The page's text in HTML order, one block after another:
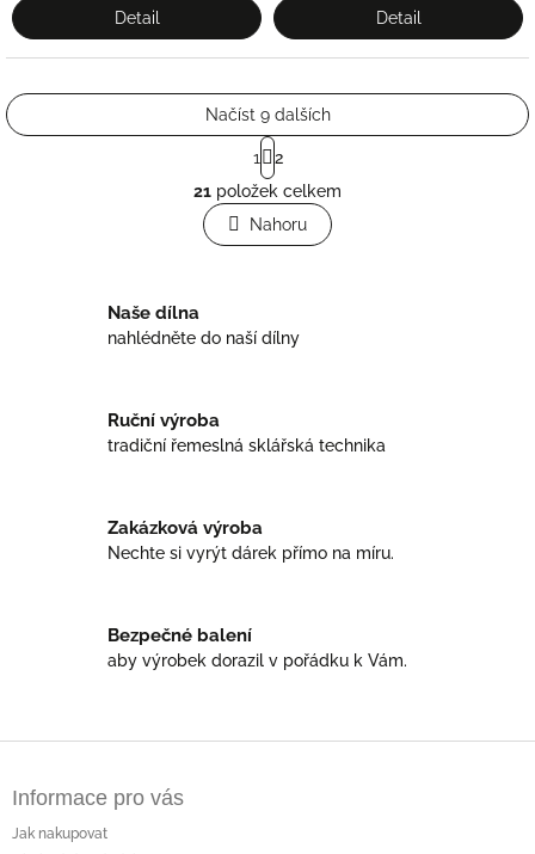
Detail Detail
O
v
l
á
í
y
i
s
Načíst 9 dalších
S
t
r
á
n
k
n
í
1
2
21 položek celkem
Nahoru
Naše dílna
nahlédněte do naší dílny
Ruční výroba
tradiční řemeslná sklářská technika
Zakázková výroba
Nechte si vyrýt dárek přímo na míru.
Bezpečné balení
aby výrobek dorazil v pořádku k Vám.
Informace pro vás
Jak nakupovat